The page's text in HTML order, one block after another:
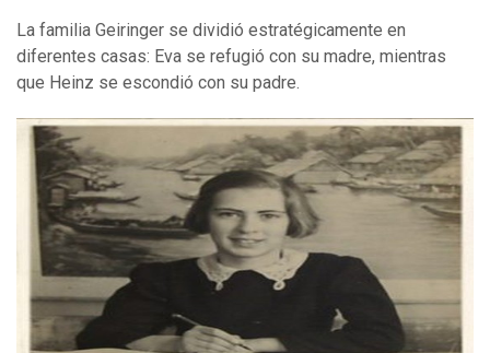
La familia Geiringer se dividió estratégicamente en
diferentes casas: Eva se refugió con su madre, mientras
que Heinz se escondió con su padre.